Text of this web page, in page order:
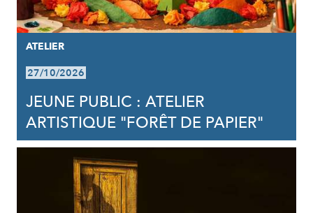
ATELIER
27/10/2026
JEUNE PUBLIC : ATELIER
ARTISTIQUE "FORÊT DE PAPIER"